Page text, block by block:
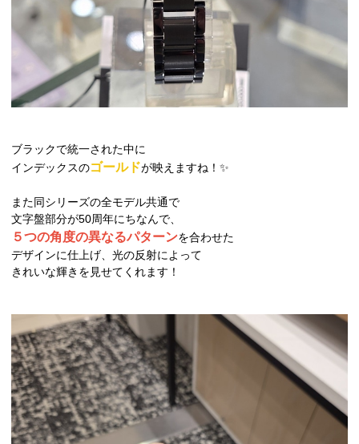
ブラックで統一された中に
インデックスのゴールドが映えますね！✨
また同シリーズの全モデル共通で
文字盤部分が50周年にちなんで、
５つの角度の異なるパターンを合わせた
デザインに仕上げ、光の反射によって
きれいな輝きを見せてくれます！